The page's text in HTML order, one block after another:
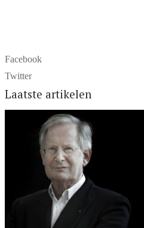
Facebook
Twitter
Laatste artikelen